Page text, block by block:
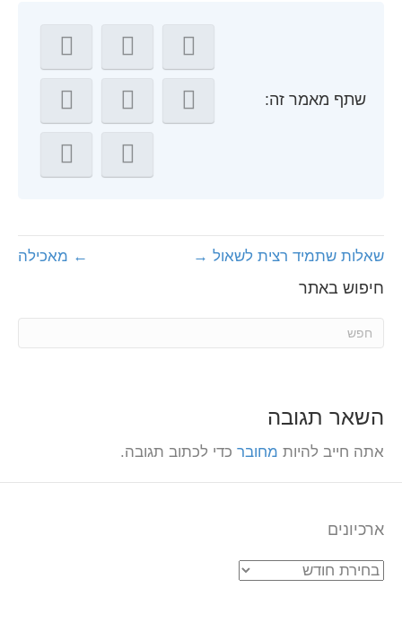
שתף מאמר זה:
← מאכילה שאלות שתמיד רצית לשאול →
חיפוש באתר
השאר תגובה
אתה חייב להיות מחובר כדי לכתוב תגובה.
ארכיונים
ארכיונים